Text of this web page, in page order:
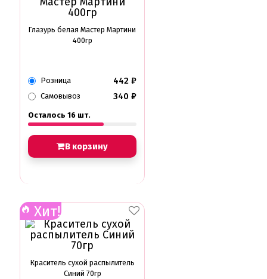
Глазурь белая Мастер Мартини
400гр
Розница 442 ₽
Самовывоз 340 ₽
Осталось 16 шт.
В корзину
Хит!
Краситель сухой распылитель
Синий 70гр